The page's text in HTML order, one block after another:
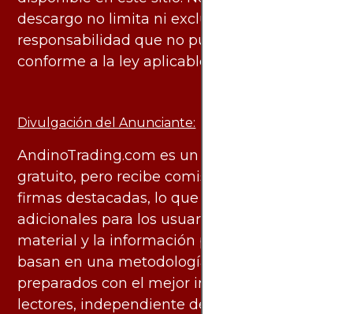
descargo no limita ni excluye ninguna
responsabilidad que no pueda ser excluida
conforme a la ley aplicable.
Divulgación del Anunciante:
AndinoTrading.com es un sitio de uso
gratuito, pero recibe comisiones de algunas
firmas destacadas, lo que no genera costos
adicionales para los usuarios. Todo el
material y la información publicados se
basan en una metodología imparcial y están
preparados con el mejor interés de los
lectores, independiente de las